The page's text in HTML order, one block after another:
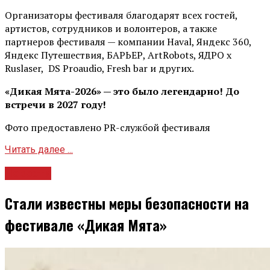
Организаторы фестиваля благодарят всех гостей,
артистов, сотрудников и волонтеров, а также
партнеров фестиваля — компании Haval, Яндекс 360,
Яндекс Путешествия, БАРЬЕР, ArtRobots, ЯДРО х
Ruslaser, DS Proaudio, Fresh bar и других.
«Дикая Мята-2026» — это было легендарно! До
встречи в 2027 году!
Фото предоставлено PR-службой фестиваля
Читать далее ...
Стали известны меры безопасности на
фестивале «Дикая Мята»